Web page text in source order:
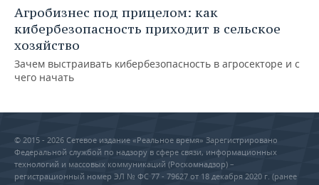
Агробизнес под прицелом: как
кибербезопасность приходит в сельское
хозяйство
Зачем выстраивать кибербезопасность в агросекторе и с
чего начать
© 2015 - 2026 Сетевое издание «Реальное время» Зарегистрировано
Федеральной службой по надзору в сфере связи, информационных
технологий и массовых коммуникаций (Роскомнадзор) –
регистрационный номер ЭЛ № ФС 77 - 79627 от 18 декабря 2020 г. (ранее